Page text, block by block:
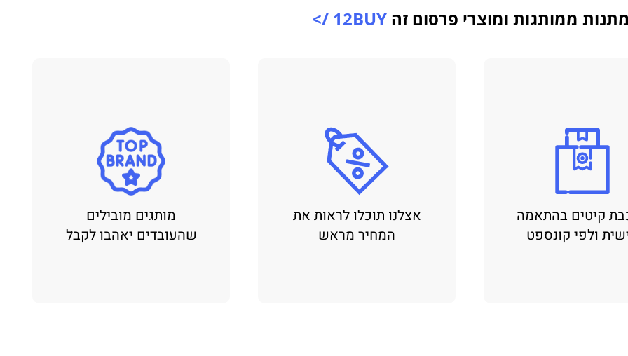
ממותגות ומוצרי פרסום זה 12BUY />
קיטים בהתאמה
ולפי קונספט
אצלנו תוכלו לראות את
המחיר מראש
מותגים מובילים
שהעובדים יאהבו לקבל